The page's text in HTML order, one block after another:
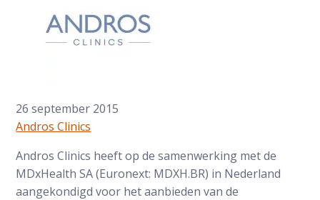
26 september 2015
Andros Clinics
Andros Clinics heeft op de samenwerking met de
MDxHealth SA (Euronext: MDXH.BR) in Nederland
aangekondigd voor het aanbieden van de